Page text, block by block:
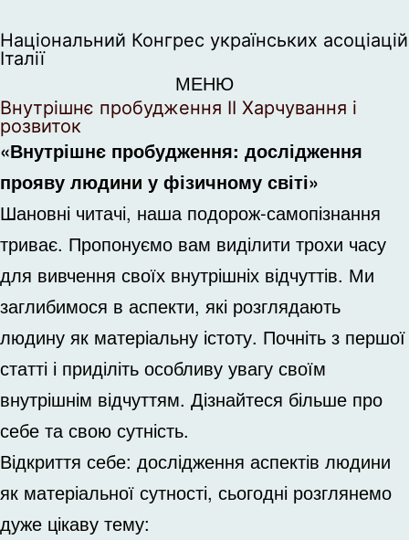
Національний Конгрес українських асоціацій
Італії
МЕНЮ
Внутрішнє пробудження II Харчування і
розвиток
«Внутрішнє пробудження: дослідження
прояву людини у фізичному світі»
Шановні читачі, наша подорож-самопізнання
триває. Пропонуємо вам виділити трохи часу
для вивчення своїх внутрішніх відчуттів. Ми
заглибимося в аспекти, які розглядають
людину як матеріальну істоту. Почніть з першої
статті і приділіть особливу увагу своїм
внутрішнім відчуттям. Дізнайтеся більше про
себе та свою сутність.
Відкриття себе: дослідження аспектів людини
як матеріальної сутності, сьогодні розглянемо
дуже цікаву тему: